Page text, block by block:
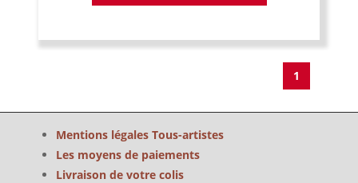
1
Mentions légales Tous-artistes
Les moyens de paiements
Livraison de votre colis